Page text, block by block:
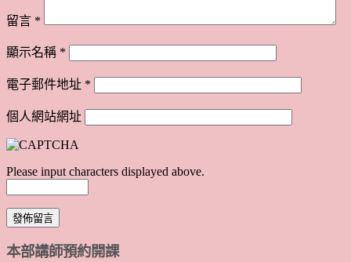
留言 *
顯示名稱 *
電子郵件地址 *
個人網站網址
Please input characters displayed above.
本部講師預約開課